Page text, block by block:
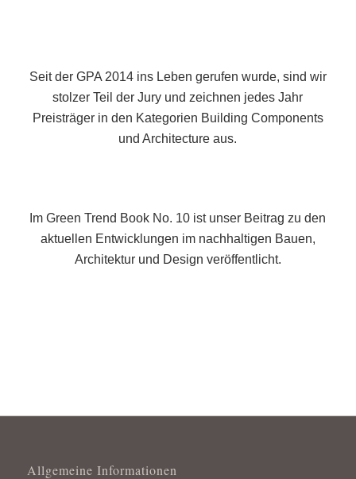
Seit der GPA 2014 ins Leben gerufen wurde, sind wir
stolzer Teil der Jury und zeichnen jedes Jahr
Preisträger in den Kategorien Building Components
und Architecture aus.
Im Green Trend Book No. 10 ist unser Beitrag zu den
aktuellen Entwicklungen im nachhaltigen Bauen,
Architektur und Design veröffentlicht.
Allgemeine Informationen